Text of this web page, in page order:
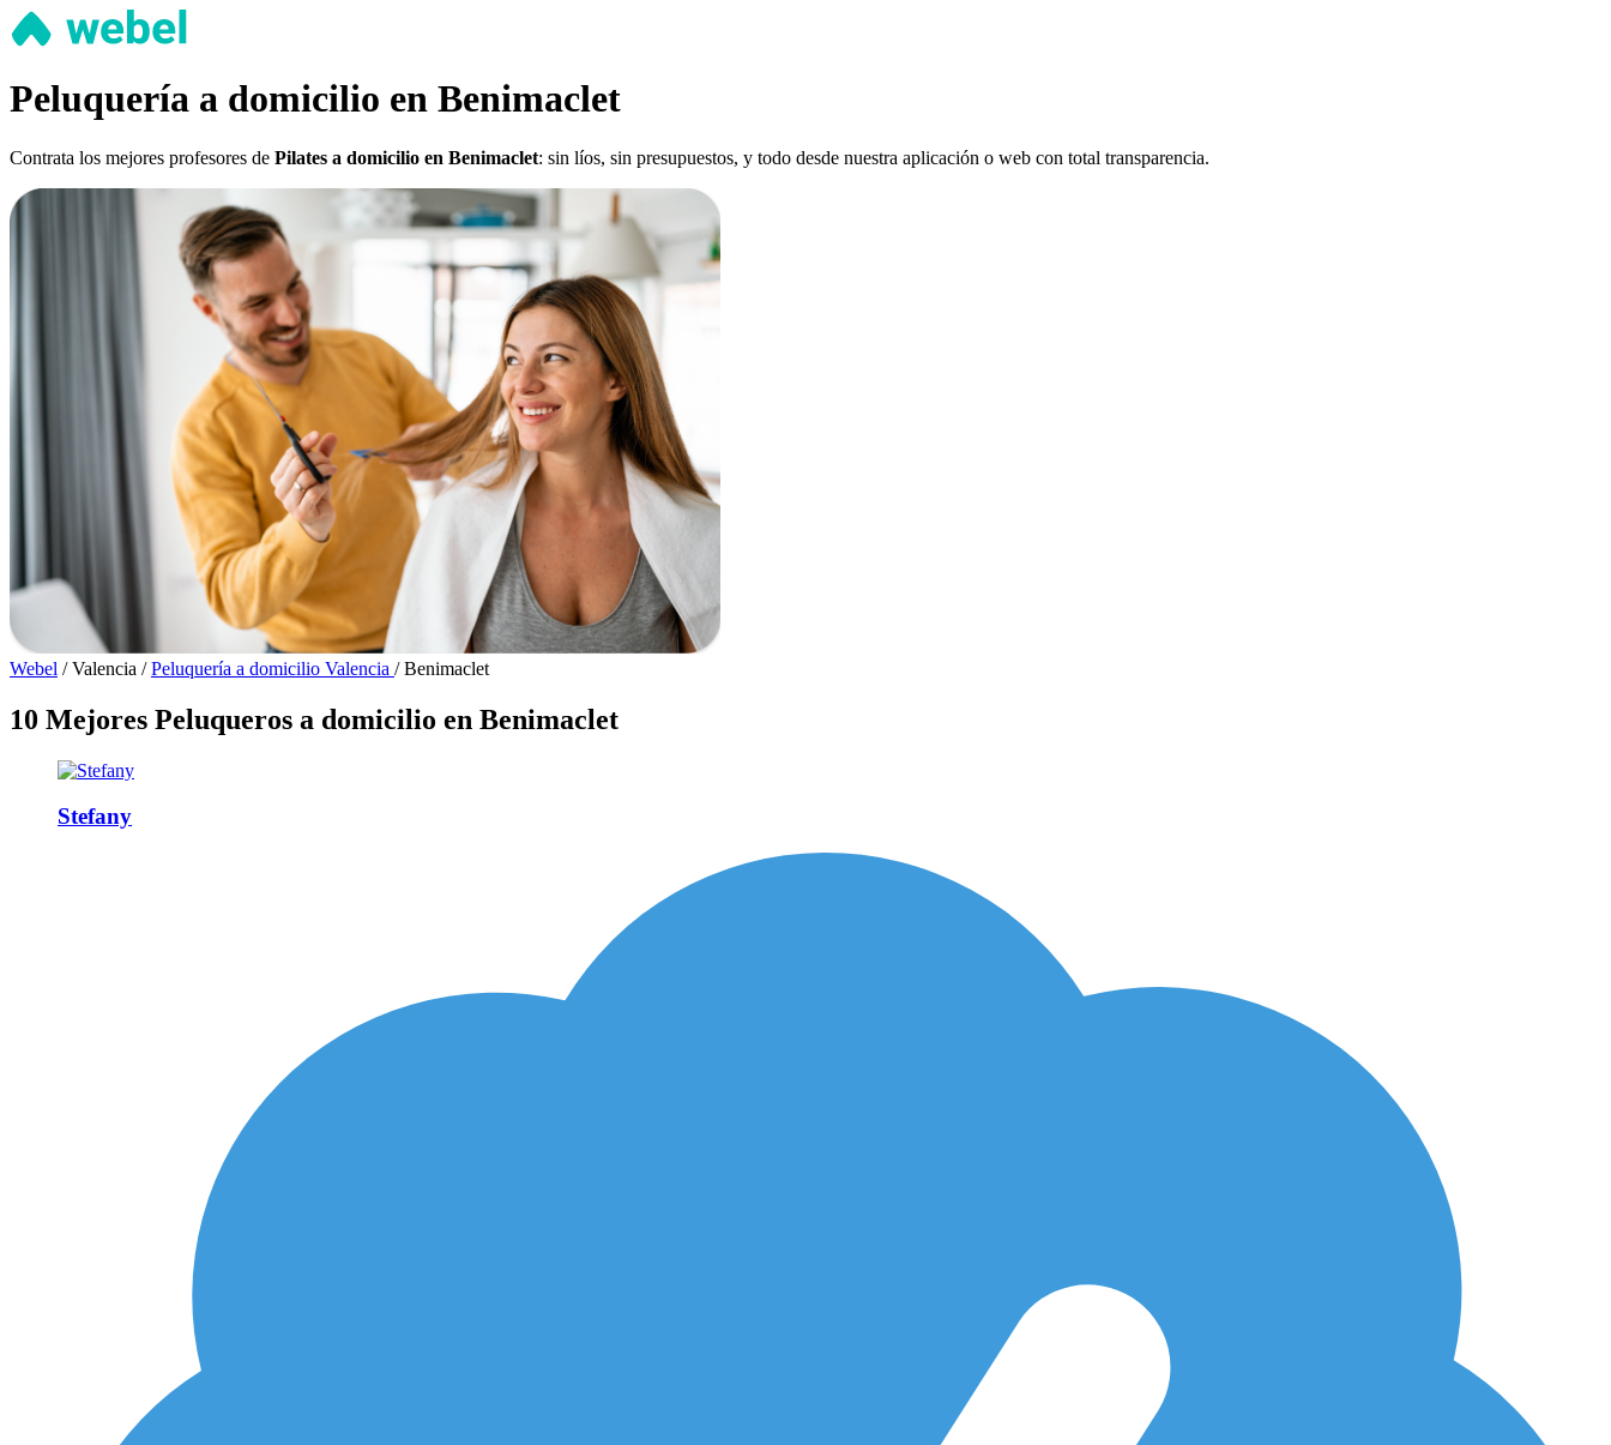
Peluquería a domicilio en Benimaclet
Contrata los mejores profesores de Pilates a domicilio en Benimaclet: sin líos, sin presupuestos, y todo desde nuestra aplicación o web con total transparencia.
Webel / Valencia / Peluquería a domicilio Valencia / Benimaclet
10 Mejores Peluqueros a domicilio en Benimaclet
Stefany